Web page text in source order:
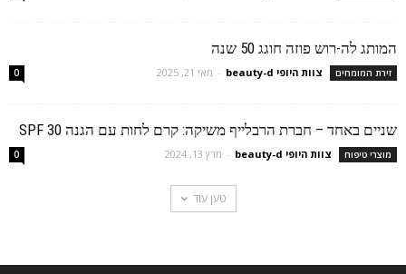
המותג לה-רוש פוזה חוגג 50 שנה
זירת המומחים צוות היופי beauty-d - מאי 21, 2025 0
שניים באחד – חברת הרבלייף משיקה: קרם לחות עם הגנה SPF 30
מוצרי טיפוח צוות היופי beauty-d - מרץ 13, 2024 0
טען עוד